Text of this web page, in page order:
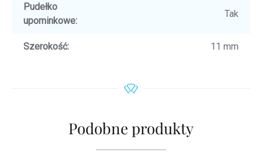
Pudełko
upominkowe:
Tak
Szerokość: 11 mm
Podobne produkty